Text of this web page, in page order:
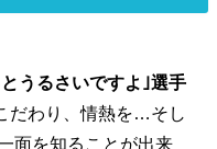
うるさいですよ｣選手
だわり、情熱を…そし
面を知ることが出来